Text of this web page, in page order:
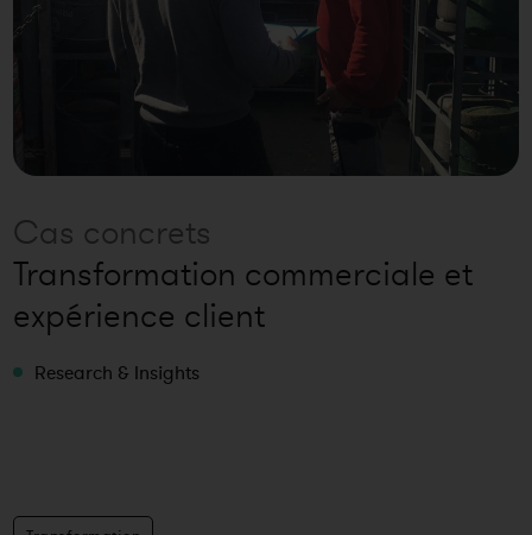
Cas concrets
Transformation commerciale et
expérience client
Research & Insights